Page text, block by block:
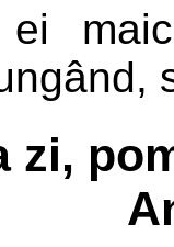
ei
zi,